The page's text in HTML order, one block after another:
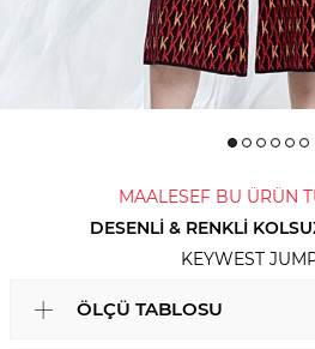
MAALESEF BU ÜRÜN
DESENLI & RENKLI
KEYWEST
ÖLÇÜ TABLOSU